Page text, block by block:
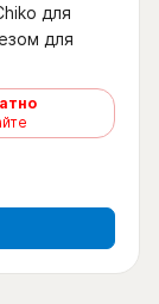
для
для